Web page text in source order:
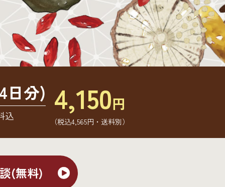
日分)
込 4,150円
（税込4,565円・送料別）
(無料)